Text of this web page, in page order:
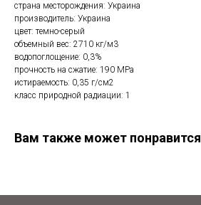
страна месторождения: Украина
производитель: Украина
цвет: темно-серый
объемный вес: 2710 кг/м3
водопоглощение: 0,3%
прочность на сжатие: 190 МРа
истираемость: 0,35 г/см2
класс природной радиации: 1
Вам также может понравится